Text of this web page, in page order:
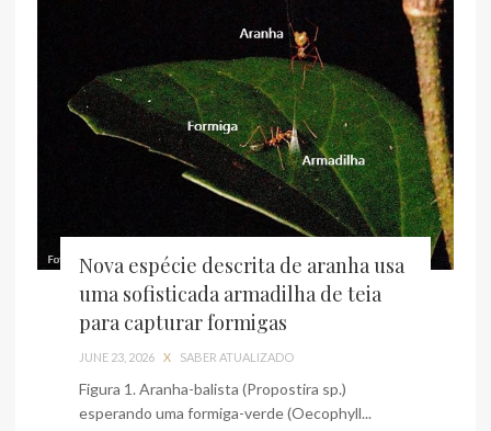
Nova espécie descrita de aranha usa
uma sofisticada armadilha de teia
para capturar formigas
JUNE 23, 2026 X SABER ATUALIZADO
Figura 1. Aranha-balista (Propostira sp.)
esperando uma formiga-verde (Oecophyll...